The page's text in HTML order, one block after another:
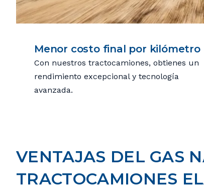
Menor costo final por kilómetro
Con nuestros tractocamiones, obtienes un
rendimiento excepcional y tecnología
avanzada.
VENTAJAS DEL GAS
TRACTOCAMIONES